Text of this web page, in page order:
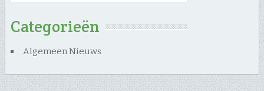
Categorieën
Algemeen Nieuws